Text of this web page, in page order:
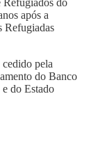
do
após a
Refugiadas
pela
do Banco
do Estado